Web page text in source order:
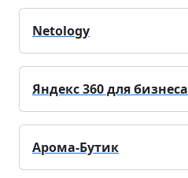
Netology
Яндекс 360 для бизнеса
Арома-Бутик